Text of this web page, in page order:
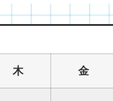
木 金